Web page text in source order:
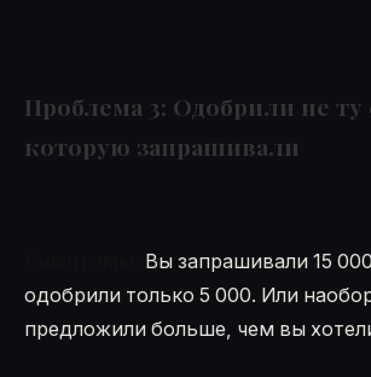
Проблема 3: Одобрили не ту
которую запрашивали
Вы запрашивали 15
одобрили только 5 000. Или
предложили больше, чем вы